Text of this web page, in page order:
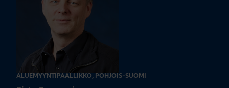
ALUEMYYNTIPÄÄLLIKKÖ, POHJOIS-SUOMI